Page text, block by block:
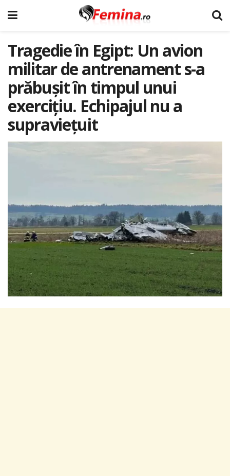
Tragedie în Egipt: Un avion
militar de antrenament s-a
prăbușit în timpul unui
exercițiu. Echipajul nu a
supraviețuit